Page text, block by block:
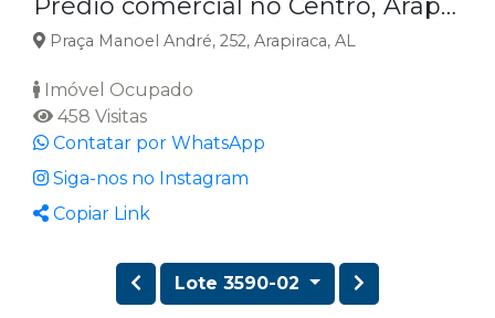
Prédio comercial no Centro, Arapiraca AL
Praça Manoel André, 252, Arapiraca, AL
Imóvel Ocupado
458 Visitas
Contatar por WhatsApp
Siga-nos no Instagram
Copiar Link
Lote 3590-02